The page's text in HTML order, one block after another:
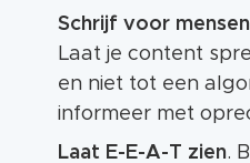
Schrijf voor
Laat je content
en niet tot een
informeer met
Laat E-E-A-T zien.